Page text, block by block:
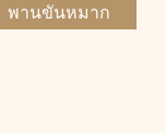
พานขันหมาก